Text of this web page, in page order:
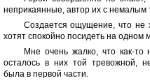
неприкаянные, автор их с немалым
Создается ощущение, что не
хотят спокойно посидеть на одном
Мне очень жалко, что как-
осталось в них той тревожной,
была в первой части.